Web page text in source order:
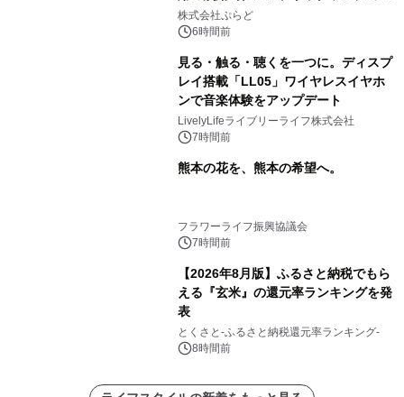
プール グランピングとトレーラーハウ
スの2施設で
株式会社ぷらど
6時間前
見る・触る・聴くを一つに。ディスプ
レイ搭載「LL05」ワイヤレスイヤホ
ンで音楽体験をアップデート
LivelyLifeライブリーライフ株式会社
7時間前
熊本の花を、熊本の希望へ。
フラワーライフ振興協議会
7時間前
【2026年8月版】ふるさと納税でもら
える『玄米』の還元率ランキングを発
表
とくさと-ふるさと納税還元率ランキング-
8時間前